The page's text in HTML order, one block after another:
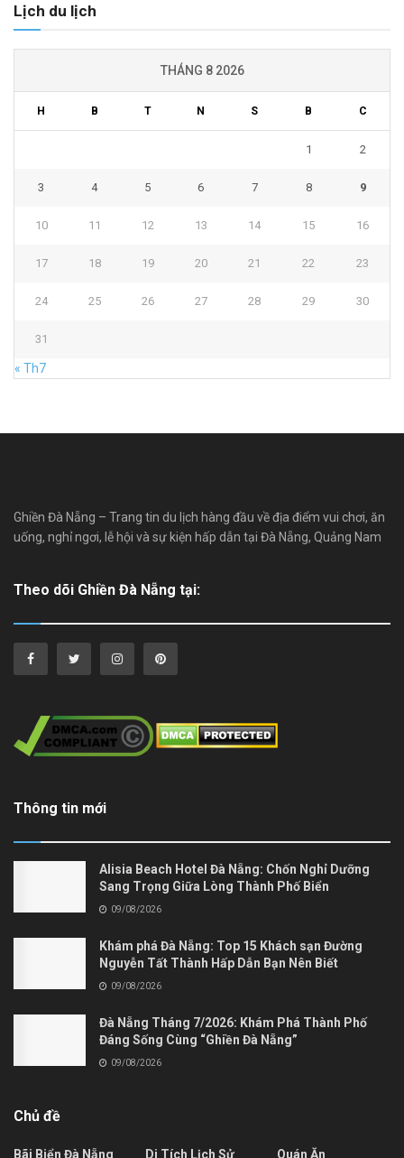
Lịch du lịch
THÁNG 8 2026
H B T N S B C
1 2
3 4 5 6 7 8 9
10 11 12 13 14 15 16
17 18 19 20 21 22 23
24 25 26 27 28 29 30
31
« Th7
Ghiền Đà Nẵng – Trang tin du lịch hàng đầu về địa điểm vui chơi, ăn
uống, nghỉ ngơi, lễ hội và sự kiện hấp dẫn tại Đà Nẵng, Quảng Nam
Theo dõi Ghiền Đà Nẵng tại:
Thông tin mới
Alisia Beach Hotel Đà Nẵng: Chốn Nghỉ Dưỡng
Sang Trọng Giữa Lòng Thành Phố Biển
09/08/2026
Khám phá Đà Nẵng: Top 15 Khách sạn Đường
Nguyễn Tất Thành Hấp Dẫn Bạn Nên Biết
09/08/2026
Đà Nẵng Tháng 7/2026: Khám Phá Thành Phố
Đáng Sống Cùng “Ghiền Đà Nẵng”
09/08/2026
Chủ đề
Bãi Biển Đà Nẵng Di Tích Lịch Sử Quán Ăn